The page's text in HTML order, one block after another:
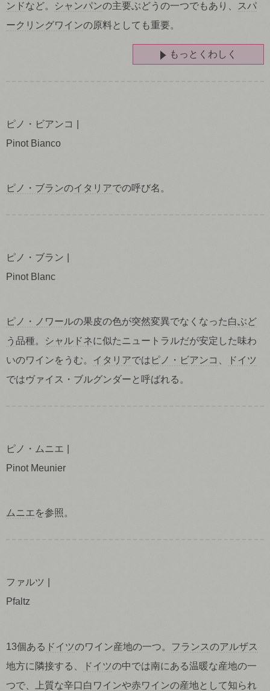
ンドなど。 シャンパンの主要ぶどうの一つでもあり、
スパ
ークリングワインの原料としても重要。
もっとくわしく
ピノ・ビアンコ
Pinot Bianco
ピノ・ブランのイタリアでの呼び名。
ピノ・ブラン
Pinot Blanc
ピノ・ノワールの果皮の色が突然変異でなくなった白ぶど
う 品種。 シャルドネに似たニュートラルだが安定した味わ
いのワインをうむ。 イタリアでは ピノ・ビアンコ 、
ドイツ
ではヴァイス・ブルグンダーと呼ばれる。
ピノ・ムニエ
Pinot Meunier
ムニエを参照。
ファルツ
Pfaltz
13個ある ドイツのワイン産地の一つ。 フランスのアルザス
地方に隣接する、
ドイツの中では南にある温暖な産地の一
つで、上質な辛口 白ワインや赤ワインの産地として知られ